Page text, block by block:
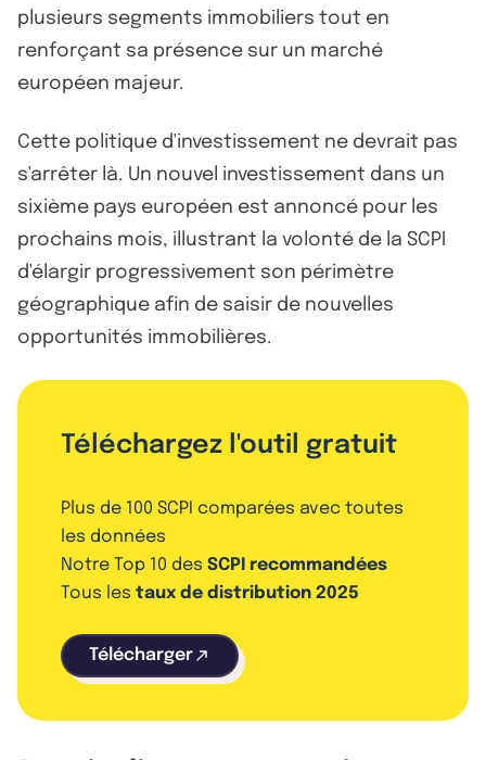
plusieurs segments immobiliers tout en
renforçant sa présence sur un marché
européen majeur.
Cette politique d'investissement ne devrait pas
s'arrêter là. Un nouvel investissement dans un
sixième pays européen est annoncé pour les
prochains mois, illustrant la volonté de la SCPI
d'élargir progressivement son périmètre
géographique afin de saisir de nouvelles
opportunités immobilières.
Téléchargez l'outil gratuit
Plus de 100 SCPI comparées avec toutes
les données
Notre Top 10 des SCPI recommandées
Tous les taux de distribution 2025
Télécharger